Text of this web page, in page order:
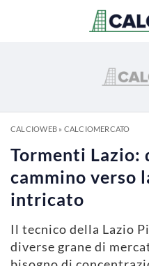
CALCIOWEB» CALCIOMERCATO
Tormenti Lazio:
cammino verso
intricato
Il tecnico della Lazio
diverse grane di